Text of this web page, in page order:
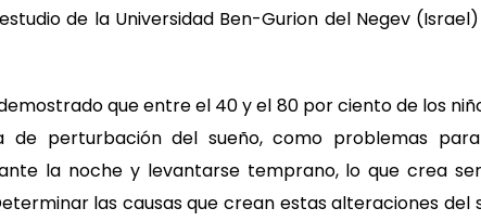
de la Universidad Ben-Gurion del Negev
que entre el 40 y el 80 por ciento de los
de perturbación del sueño, como problemas
la noche y levantarse temprano, lo que crea
las causas que crean estas alteraciones del